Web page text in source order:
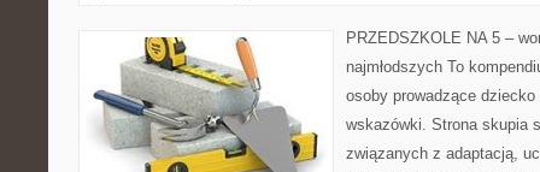
PRZEDSZKOLE NA 5 –
najmłodszych To
osoby prowadzące
wskazówki. Strona skupia
związanych z adaptacją,